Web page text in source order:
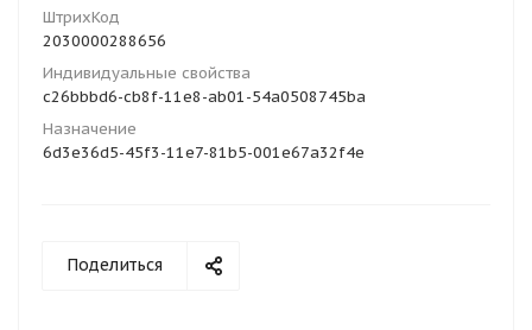
ШтрихКод
2030000288656
Индивидуальные свойства
c26bbbd6-cb8f-11e8-ab01-54a0508745ba
Назначение
6d3e36d5-45f3-11e7-81b5-001e67a32f4e
Поделиться